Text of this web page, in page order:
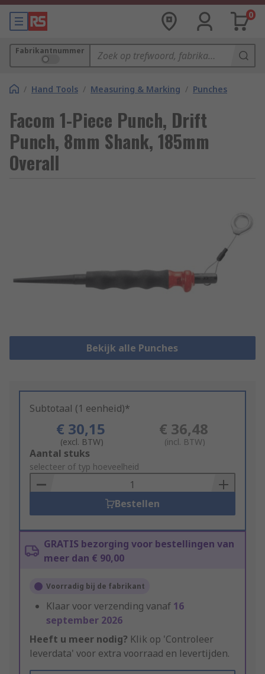
0
Fabrikantnummer
/ Hand Tools / Measuring & Marking / Punches
Facom 1-Piece Punch, Drift
Punch, 8mm Shank, 185mm
Overall
Bekijk alle Punches
Subtotaal (1 eenheid)*
€ 30,15
(excl. BTW)
€ 36,48
(incl. BTW)
Add
to
Basket
Aantal stuks
selecteer of typ hoeveelheid
Bestellen
GRATIS bezorging voor bestellingen van
meer dan € 90,00
Voorradig bij de fabrikant
Klaar voor verzending vanaf 16
september 2026
Heeft u meer nodig? Klik op 'Controleer
leverdata' voor extra voorraad en levertijden.